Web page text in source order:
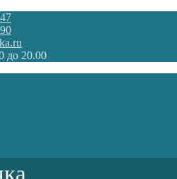
до 20.00